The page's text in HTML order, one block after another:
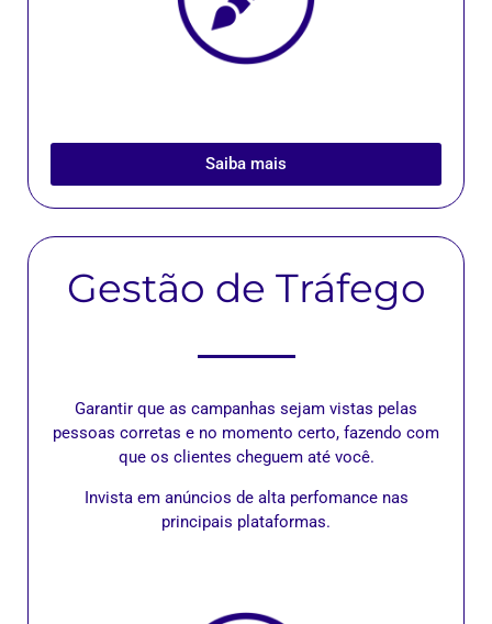
Saiba mais
Gestão de Tráfego
Garantir que as campanhas sejam vistas pelas
pessoas corretas e no momento certo, fazendo com
que os clientes cheguem até você.
Invista em anúncios de alta perfomance nas
principais plataformas.